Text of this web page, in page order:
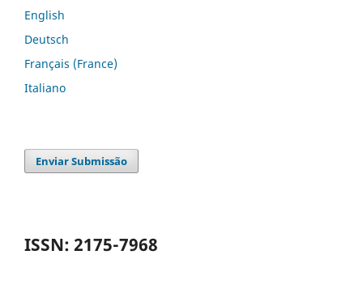
English
Deutsch
Français (France)
Italiano
Enviar Submissão
ISSN: 2175-7968